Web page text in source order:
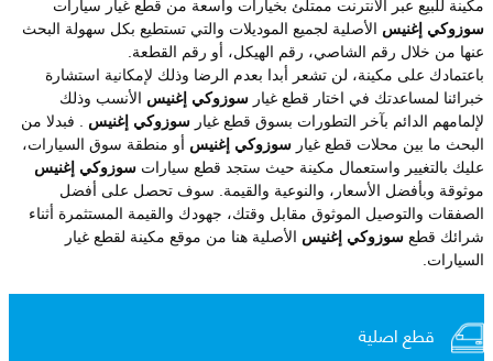
مكينة للبيع عبر الانترنت ممتلئ بخيارات واسعة من قطع غيار سيارات
سوزوكي إغنيس الأصلية لجميع الموديلات والتي تستطيع بكل سهولة البحث
عنها من خلال رقم الشاصي، رقم الهيكل، أو رقم القطعة.
باعتمادك على مكينة، لن تشعر أبدا بعدم الرضا وذلك لإمكانية استشارة
خبرائنا لمساعدتك في اختار قطع غيار سوزوكي إغنيس الأنسب وذلك
لإلمامهم الدائم بآخر التطورات بسوق قطع غيار سوزوكي إغنيس . فبدلا من
البحث ما بين محلات قطع غيار سوزوكي إغنيس أو منطقة سوق السيارات،
عليك بالتغيير واستعمال مكينة حيث ستجد قطع سيارات سوزوكي إغنيس
موثوقة وبأفضل الأسعار، والنوعية والقيمة. سوف تحصل على أفضل
الصفقات والتوصيل الموثوق مقابل وقتك، جهودك والقيمة المستثمرة أثناء
شرائك قطع سوزوكي إغنيس الأصلية هنا من موقع مكينة لقطع غيار
السيارات.
قطع اصلية